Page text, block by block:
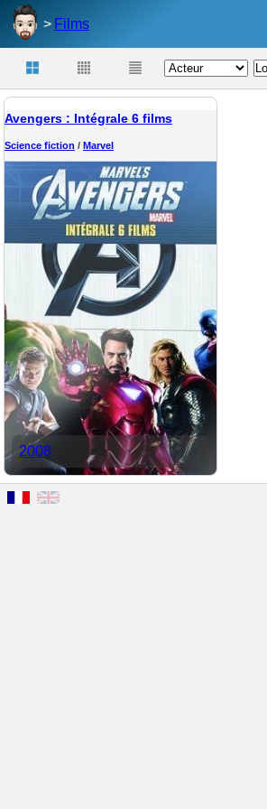
Films
Avengers : Intégrale 6 films
Science fiction / Marvel
2008